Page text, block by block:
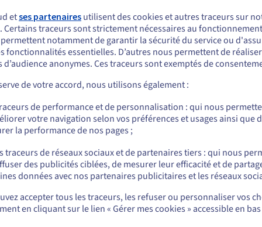
de quelle faiblesse il
il est déjà trop tard, car le
a déjà fait son œuvre.
Pictures Entertainment a
Les hackers ont découvert
et ont utilisé un
pour divulguer des
sensibles, notamment
copies de films inédits.
beaucoup plus facile de voler
des données et de nuire à
l’entreprise.
semblez être localisé en États-Unis.
commander, rendez-vous sur le site de votre pays (États-Unis) et créez un
us.ovhcloud.com/learn Anglais USD - $
ou
sur le site actuel
un autre site web
etses partenaires utilisent des cookies et autres traceurs sur
Certains traceurs sont strictement nécessaires au
notamment de garantir la sécurité du service ou
fonctionnalités essentielles. D’autres nous permettent de
d’audience anonymes. Ces traceurs sont exemptés de
de votre accord, nous utilisons également :
de performance et de personnalisation : qui nous
votre navigation selon vos préférences et usages ainsi que
la performance de nos pages ;
traceurs de réseaux sociaux et de partenaires tiers : qui nous
des publicités ciblées, de mesurer leur efficacité et de
données avec nos partenaires publicitaires et les réseaux
accepter tous les traceurs, les refuser ou personnaliser vos
en cliquant sur le lien « Gérer mes cookies » accessible en